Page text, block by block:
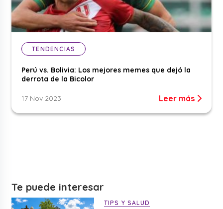
TENDENCIAS
Perú vs. Bolivia: Los mejores memes que dejó la
derrota de la Bicolor
17 Nov 2023 Leer más
Te puede interesar
TIPS Y SALUD